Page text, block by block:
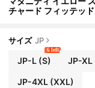
チャード フィッテッ
ニティフォトシュー
ート用フィッテッドマ
トレッチフィッテッ
ーション エレガント
快適フィッテッドマタ
サイズ JP
JP-L(S)
6 left
JP-XL
JP-4XL(XXL)